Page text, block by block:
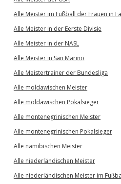
Alle Meister im Fußball der Frauen in
Alle Meister in der Eerste Divisie
Alle Meister in der NASL
Alle Meister in San Marino
Alle Meistertrainer der Bundesliga
Alle moldawischen Meister
Alle moldawischen Pokalsieger
Alle montenegrinischen Meister
Alle montenegrinischen Pokalsieger
Alle namibischen Meister
Alle niederländischen Meister
Alle niederländischen Meister im